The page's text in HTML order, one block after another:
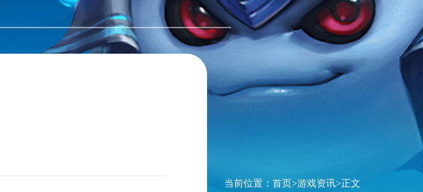
当前位置： 首页>游戏资讯>正文